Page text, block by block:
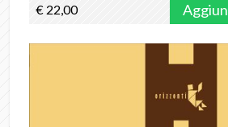
€ 22,00